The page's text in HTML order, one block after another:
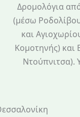
Δρομολόγια
(μέσω
και
Κομοτηνής) και
Ντούπνιτσα).